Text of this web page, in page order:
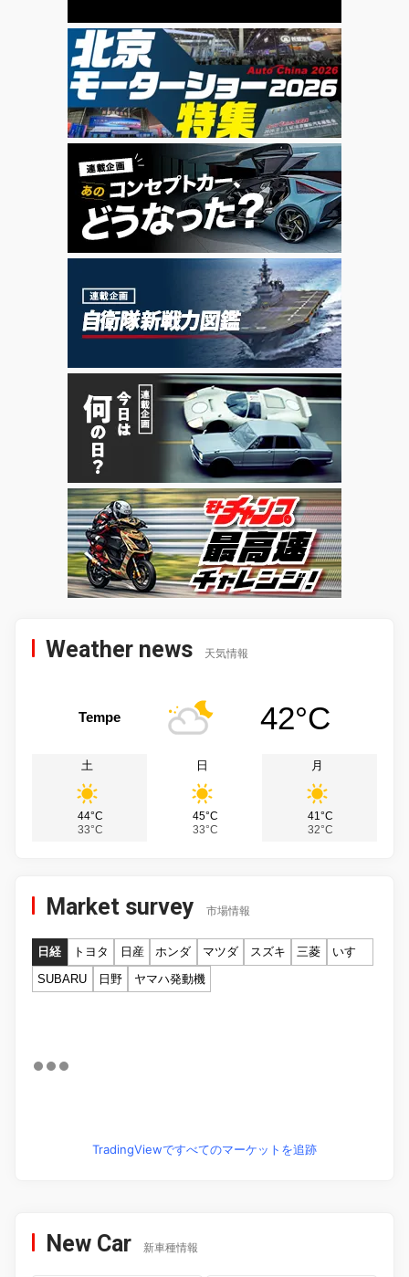
Weather news 天気情報
Tempe 42°C
土
44°C
33°C
日
45°C
33°C
月
41°C
32°C
Market survey 市場情報
日経 トヨタ 日産 ホンダ マツダ スズキ 三菱
いすゞ
SUBARU
日野 ヤマハ発動機
TradingViewですべてのマーケットを追跡
New Car 新車種情報